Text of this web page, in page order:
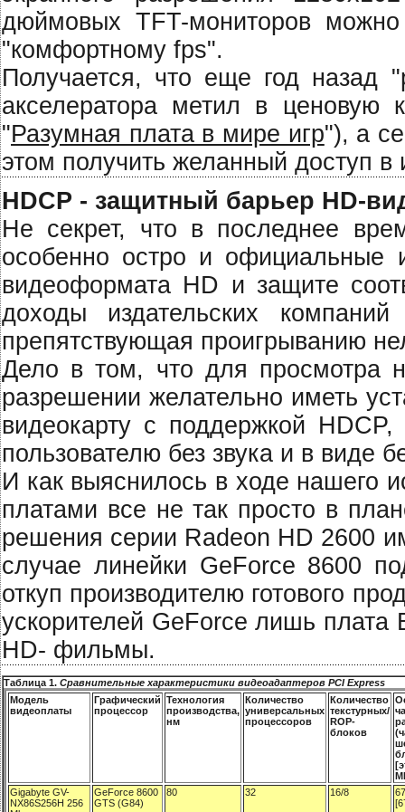
дюймовых TFT-мониторов
"комфортному fps".
Получается, что еще год назад
акселератора метил в
"Разумная плата в мире игр"), а
этом получить желанный доступ
HDCP - защитный барьер HD-
Не секрет, что в последнее
особенно остро и официальные
видеоформата HD и защите
доходы издательских
препятствующая проигрыванию
Дело в том, что для просмотра
разрешении желательно иметь
видеокарту с поддержкой
пользователю без звука и в виде
И как выяснилось в ходе нашего
платами все не так просто в
решения серии Radeon HD 2600
случае линейки GeForce 8600
откуп производителю готового
ускорителей GeForce лишь
HD- фильмы.
Таблица 1. Сравнительные характеристики видеоадаптеров PCI Express